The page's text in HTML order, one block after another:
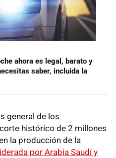
ahora es legal, barato y
saber, incluida la
general de los
histórico de 2 millones
la producción de la
por Arabia Saudí y